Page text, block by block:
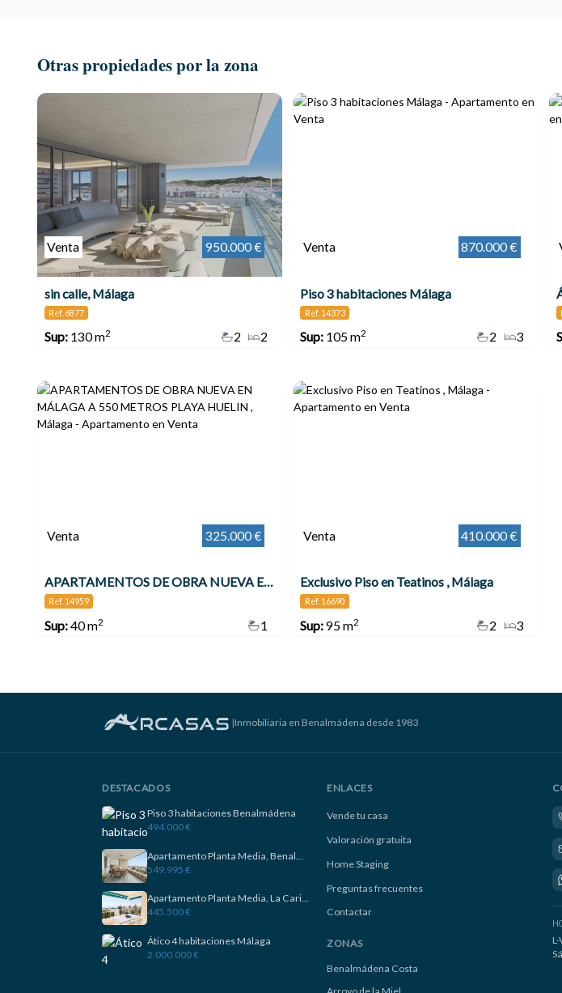
Otras propiedades por la zona
Venta 950.000 €
sin calle, Málaga
Ref. 6877
Sup:130 m2 2
2
Venta 870.000 €
Piso 3 habitaciones Málaga
Ref. 14373
Sup: 105 m2 3
2
Venta 325.000 €
APARTAMENTOS DE OBRA NUEVA EN MÁLAGA A 550 METROS PLAYA HUELIN , Málaga
Ref. 14959
Sup:40 m2 1
Venta 410.000 €
Exclusivo Piso en Teatinos , Málaga
Ref. 16690
Sup:95 m2 3
2
|Inmobiliaria en Benalmádena desde 1983
DESTACADOS
Piso 3 habitaciones Benalmádena
494.000 €
549.995 €
Apartamento Planta Media, La Carihuela
445.500 €
Ático 4 habitaciones Málaga
2.000.000 €
ENLACES
Vende tu casa
Valoración gratuita
Home Staging
Preguntas frecuentes
Contactar
ZONAS
Benalmádena Costa